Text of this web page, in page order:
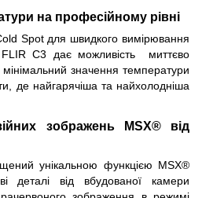
на професійному рівні
Spot для швидкого вимірювання
C3 дає можливість миттєво
значення температури
де найгарячіша та найхолодніша
зображень MSX® від
унікальною функцією MSX®
деталі від вбудованої камери